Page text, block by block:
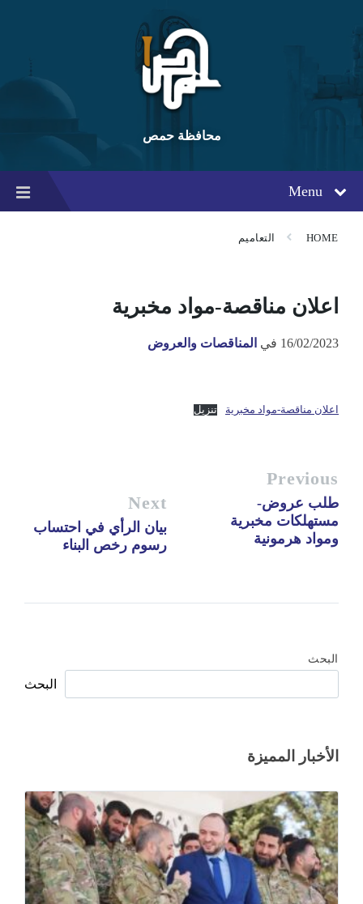
content
main
navigation
footer
محافظة حمص
Menu
HOME التعاميم
اعلان مناقصة-مواد مخبرية
16/02/2023 في المناقصات والعروض
اعلان مناقصة-مواد مخبرية تنزيل
Previous
طلب عروض-
مستهلكات مخبرية
ومواد هرمونية
Next
بيان الرأي في احتساب
رسوم رخص البناء
البحث
البحث
الأخبار المميزة